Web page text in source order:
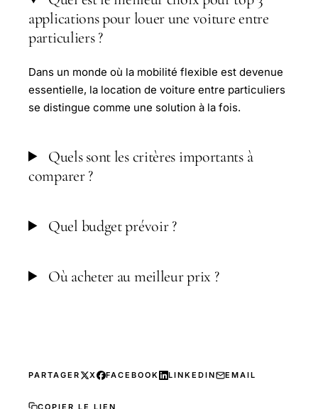
applications pour louer une voiture entre
particuliers ?
Dans un monde où la mobilité flexible est devenue
essentielle, la location de voiture entre particuliers
se distingue comme une solution à la fois.
Quels sont les critères importants à
comparer ?
Quel budget prévoir ?
Où acheter au meilleur prix ?
PARTAGER X FACEBOOK LINKEDIN EMAIL
COPIER LE LIEN